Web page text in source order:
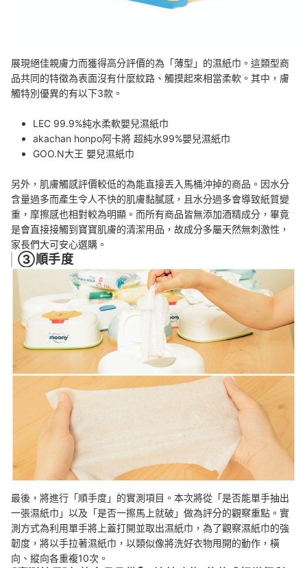
展現絕佳親膚力而獲得高分評價的為「薄型」的濕紙巾。這類型商
品共同的特徵為表面沒有什麼紋路、觸摸起來相當柔軟。其中，膚
觸特別優異的有以下3款。
LEC 99.9%純水柔軟嬰兒濕紙巾
akachan honpo阿卡將 超純水99%嬰兒濕紙巾
GOO.N大王 嬰兒濕紙巾
另外，肌膚觸感評價較低的為能直接丟入馬桶沖掉的商品。因水分
含量過多而產生令人不快的肌膚黏膩感，且水分過多會導致紙質變
重，摩擦感也相對較為明顯。而所有商品皆無添加酒精成分，畢竟
是會直接接觸到寶寶肌膚的清潔用品，故成分多屬天然無刺激性，
家長們大可安心選購。
③順手度
最後，將進行「順手度」的實測項目。本次將從「是否能單手抽出
一張濕紙巾」以及「是否一擦馬上就破」做為評分的觀察重點。實
測方式為利用單手將上蓋打開並取出濕紙巾，為了觀察濕紙巾的強
韌度，將以手拉著濕紙巾，以類似像將洗好衣物甩開的動作，橫
向、縱向各重複10次。